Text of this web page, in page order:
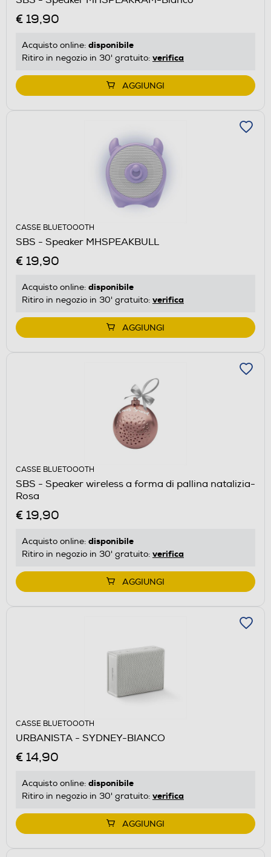
€ 19,90
Acquisto online: disponibile
Ritiro in negozio in 30' gratuito: verifica
AGGIUNGI
CASSE BLUETOOOTH
SBS - Speaker MHSPEAKBULL
€ 19,90
Acquisto online: disponibile
Ritiro in negozio in 30' gratuito: verifica
AGGIUNGI
CASSE BLUETOOOTH
SBS - Speaker wireless a forma di pallina natalizia-
Rosa
€ 19,90
Acquisto online: disponibile
Ritiro in negozio in 30' gratuito: verifica
AGGIUNGI
CASSE BLUETOOOTH
URBANISTA - SYDNEY-BIANCO
€ 14,90
Acquisto online: disponibile
Ritiro in negozio in 30' gratuito: verifica
AGGIUNGI